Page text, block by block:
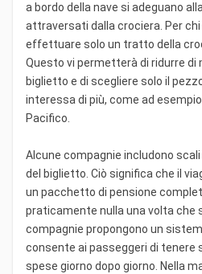
a bordo della nave si adeguano
attraversati dalla crociera. Per chi
effettuare solo un tratto della
Questo vi permetterà di ridurre di
biglietto e di scegliere solo il
interessa di più, come ad
Pacifico.
Alcune compagnie includono
del biglietto. Ciò significa che il
un pacchetto di pensione
praticamente nulla una volta che
compagnie propongono un
consente ai passeggeri di tenere
spese giorno dopo giorno. Nella